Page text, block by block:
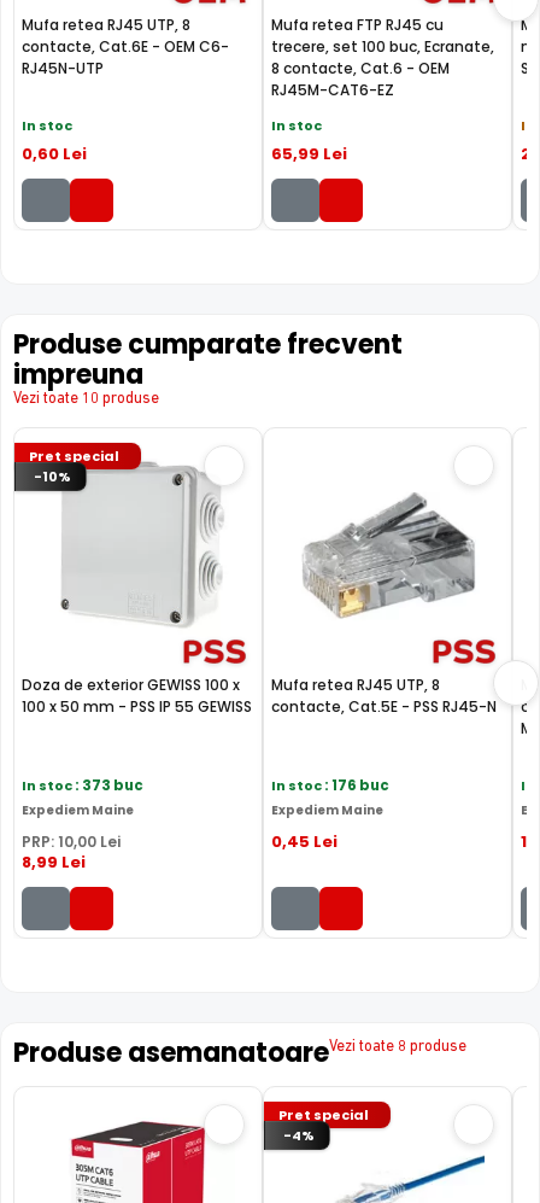
Mufa retea RJ45 UTP, 8
contacte, Cat.6E - OEM C6-
RJ45N-UTP
In stoc
0,60 Lei
Mufa retea FTP RJ45 cu
trecere, set 100 buc, Ecranate,
8 contacte, Cat.6 - OEM
RJ45M-CAT6-EZ
In stoc
65,99 Lei 2
Produse cumparate frecvent
impreuna
Vezi toate 10 produse
Pret special
-10%
Doza de exterior GEWISS 100 x
100 x 50 mm - PSS IP 55 GEWISS
In stoc: 373 buc
Expediem Maine
PRP: 10,00 Lei
8,99 Lei
Mufa retea RJ45 UTP, 8
contacte, Cat.5E - PSS RJ45-N
In stoc: 176 buc
Expediem Maine
0,45 Lei
In
1
Produse asemanatoareVezi toate 8 produse
Pret special
-4%